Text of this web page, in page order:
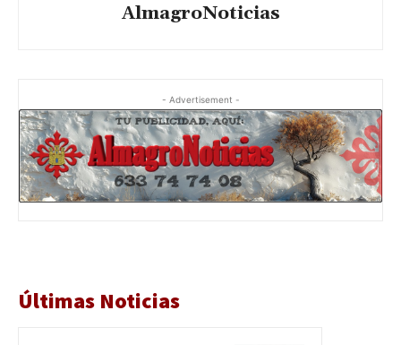
AlmagroNoticias
- Advertisement -
Últimas Noticias